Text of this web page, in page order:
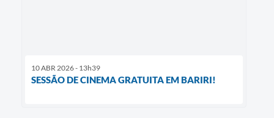
10 ABR 2026 - 13h39
SESSÃO DE CINEMA GRATUITA EM BARIRI!